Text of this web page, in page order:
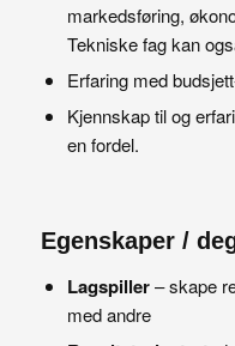
markedsføring,
Tekniske fag kan
Erfaring med
Kjennskap til og
en fordel.
Egenskaper /
Lagspiller– skape
med andre